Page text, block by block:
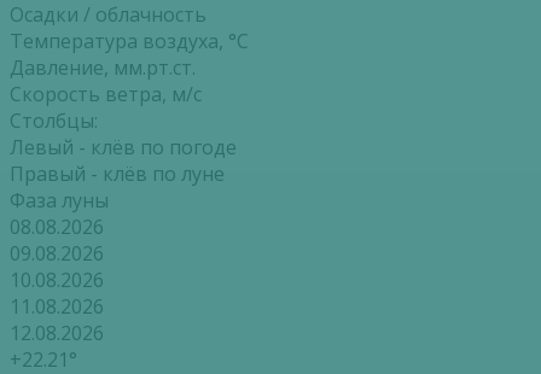
Осадки / облачность
Температура воздуха, °С
Давление, мм.рт.ст.
Скорость ветра, м/с
Столбцы:
Левый - клёв по погоде
Правый - клёв по луне
Фаза луны
08.08.2026
09.08.2026
10.08.2026
11.08.2026
12.08.2026
+22.21°